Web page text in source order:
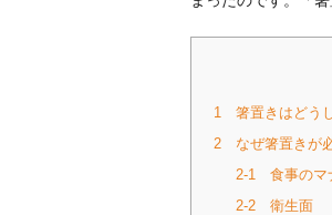
1 箸置きはどう
2 なぜ箸置きが
2-1 食事のマ
2-2 衛生面